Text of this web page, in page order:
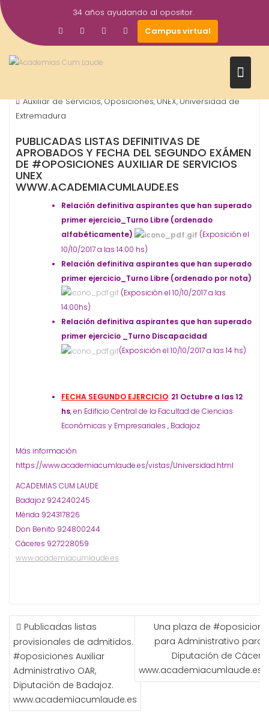
Saltar
al
contenido
34 años ayudando al opositor.
Campus virtual
Oct
2017
academiacumlaudeoposiciones
Auxiliar de Servicios,Oposiciones,UNEX,Universidad de
Extremadura
PUBLICADAS LISTAS DEFINITIVAS DE
APROBADOS Y FECHA DEL SEGUNDO EXÁMEN
DE #OPOSICIONES AUXILIAR DE SERVICIOS
UNEX
WWW.ACADEMIACUMLAUDE.ES
Relación definitiva aspirantes que han superado
primer ejercicio_Turno Libre (ordenado
alfabéticamente)
(Exposición el
10/10/2017 a las 14:00 hs)
Relación definitiva aspirantes que han superado
primer ejercicio_Turno Libre (ordenado por nota)
(Exposición el 10/10/2017 a las
14:00hs)
Relación definitiva aspirantes que han superado
primer ejercicio _Turno Discapacidad
(Exposición el 10/10/2017 a las 14 hs)
FECHA SEGUNDO EJERCICIO: 21 Octubre a las 12
hs, en Edificio Central de la Facultad de Ciencias
Económicas y Empresariales , Badajoz
Más información
https://www.academiacumlaude.es/vistas/Universidad.html
ACADEMIAS CUM LAUDE
Badajoz 924240245
Mérida 924317826
Don Benito 924800244
Cáceres 927228059
www.academiacumlaude.es
NAVEGACIÓN
DE
ENTRADAS
Publicadas listas
provisionales de admitidos.
#oposiciones Auxiliar
Administrativo OAR,
Diputación de Badajoz.
www.academiacumlaude.es
Una plaza de
para Administrativo para
Diputación de
www.academiacumlaude.es